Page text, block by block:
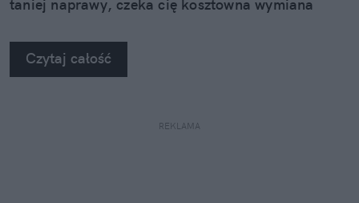
taniej naprawy, czeka cię kosztowna wymiana
na własne oczy zobaczyć, jak profesjonaliści radzą
sobie z takimi uszkodzeniami.
Czytaj całość
REKLAMA